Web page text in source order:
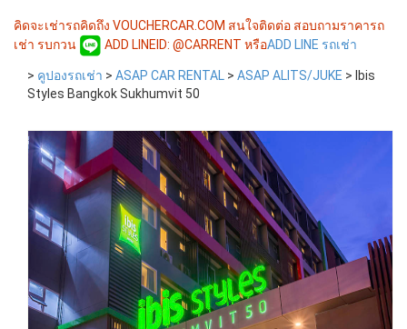
คิดจะเช่ารถคิดถึง VOUCHERCAR.COM สนใจติดต่อ สอบถามราคารถ
เช่า รบกวน
ADD LINEID: @CARRENT หรือADD LINE รถเช่า
> คูปองรถเช่า > ASAP CAR RENTAL > ASAP ALITS/JUKE > Ibis
Styles Bangkok Sukhumvit 50